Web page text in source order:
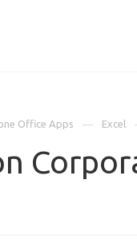
Office Apps Excel